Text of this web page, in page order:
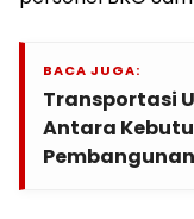
BACA JUGA:
Transportasi
Antara
Pembangunan